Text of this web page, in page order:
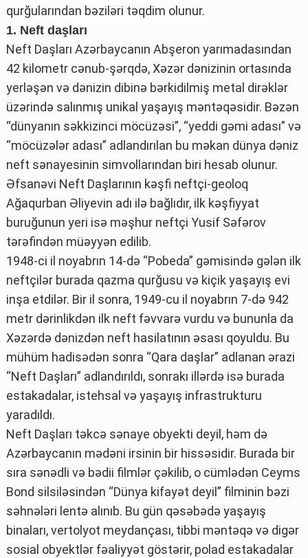
qurğularından bəziləri təqdim olunur.
1. Neft daşları
Neft Daşları Azərbaycanın Abşeron yarımadasından
42 kilometr cənub-şərqdə, Xəzər dənizinin ortasında
yerləşən və dənizin dibinə bərkidilmiş metal dirəklər
üzərində salınmış unikal yaşayış məntəqəsidir. Bəzən
“dünyanın səkkizinci möcüzəsi”, “yeddi gəmi adası” və
“möcüzələr adası” adlandırılan bu məkan dünya dəniz
neft sənayesinin simvollarından biri hesab olunur.
Əfsanəvi Neft Daşlarının kəşfi neftçi-geoloq
Ağaqurban Əliyevin adı ilə bağlıdır, ilk kəşfiyyat
buruğunun yeri isə məşhur neftçi Yusif Səfərov
tərəfindən müəyyən edilib.
1948-ci il noyabrın 14-də “Pobeda” gəmisində gələn ilk
neftçilər burada qazma qurğusu və kiçik yaşayış evi
inşa etdilər. Bir il sonra, 1949-cu il noyabrın 7-də 942
metr dərinlikdən ilk neft fəvvarə vurdu və bununla da
Xəzərdə dənizdən neft hasilatının əsası qoyuldu. Bu
mühüm hadisədən sonra “Qara daşlar” adlanan ərazi
“Neft Daşları” adlandırıldı, sonrakı illərdə isə burada
estakadalar, istehsal və yaşayış infrastrukturu
yaradıldı.
Neft Daşları təkcə sənaye obyekti deyil, həm də
Azərbaycanın mədəni irsinin bir hissəsidir. Burada bir
sıra sənədli və bədii filmlər çəkilib, o cümlədən Ceyms
Bond silsiləsindən “Dünya kifayət deyil” filminin bəzi
səhnələri lentə alınıb. Bu gün qəsəbədə yaşayış
binaları, vertolyot meydançası, tibbi məntəqə və digər
sosial obyektlər fəaliyyət göstərir, polad estakadalar